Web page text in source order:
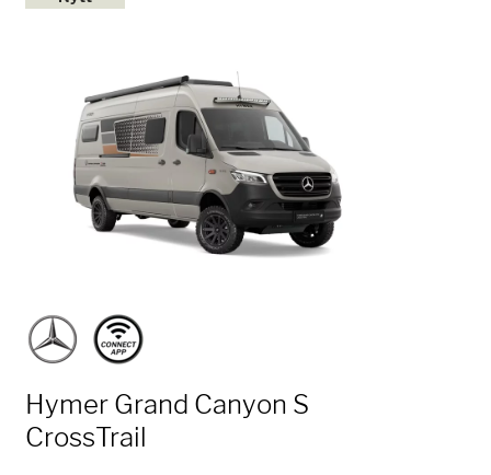
Hymer Grand Canyon S
CrossTrail